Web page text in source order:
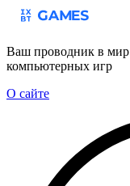
Ваш проводник в мир
компьютерных игр
О сайте